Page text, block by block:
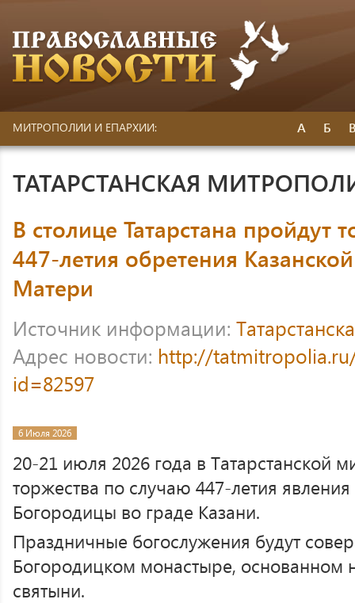
МИТРОПОЛИИ И ЕПАРХИИ: А Б
ТАТАРСТАНСКАЯ
В столице Татарстана пройдут
447-летия обретения
Матери
Источник информации:
Адрес новости: http://
id=82597
6 Июля 2026
20-21 июля 2026 года в Татарстанской
торжества по случаю 447-летия
Богородицы во граде Казани.
Праздничные богослужения будут
Богородицком монастыре, основанном
святыни.